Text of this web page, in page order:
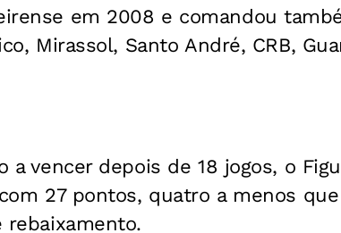
em 2008 e comandou
Mirassol, Santo André, CRB,
a vencer depois de 18 jogos, o
27 pontos, quatro a menos